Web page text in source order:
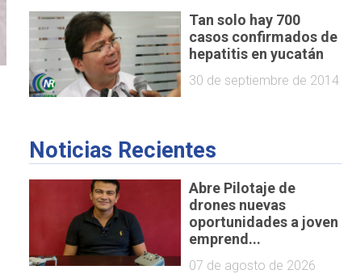
Tan solo hay 700
casos confirmados de
hepatitis en yucatán
30 de septiembre de 2014
Noticias Recientes
Abre Pilotaje de
drones nuevas
oportunidades a joven
emprend...
07 de agosto de 2026